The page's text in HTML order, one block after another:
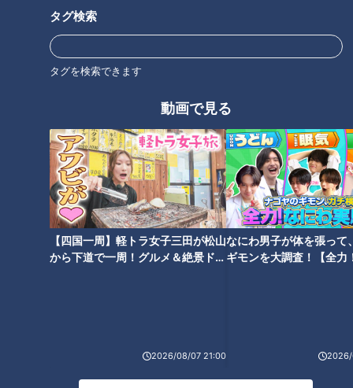
タグ検索
タグを検索できます
動画で見る
【四国一周】軽トラ女子三田が松山
から下道で一周！グルメ＆絶景ドラ
2026/08/07 21:00
なにわ男子が体を張って
ギモンを大調査！【全力
2026/
タグ
スポーツ
サンドラを観られなかった全国のドラ友と共有したい番組のコト
石垣雅海